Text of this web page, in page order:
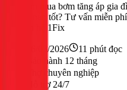
Chọn mua bơm tăng áp gia
loại nào tốt? Tư vấn miễn
Liên hệ 1Fix
26/03/2026 11 phút đọc
Bảo hành 12 tháng
Thợ chuyên nghiệp
Hỗ trợ 24/7